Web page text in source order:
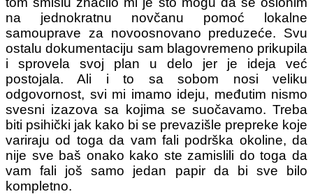
na jednokratnu novčanu pomoć lokalne
samouprave za novoosnovano preduzeće. Svu
ostalu dokumentaciju sam blagovremeno prikupila
i sprovela svoj plan u delo jer je ideja već
postojala. Ali i to sa sobom nosi veliku
odgovornost, svi mi imamo ideju, međutim nismo
svesni izazova sa kojima se suočavamo. Treba
biti psihički jak kako bi se prevazišle prepreke koje
variraju od toga da vam fali podrška okoline, da
nije sve baš onako kako ste zamislili do toga da
vam fali još samo jedan papir da bi sve bilo
kompletno.